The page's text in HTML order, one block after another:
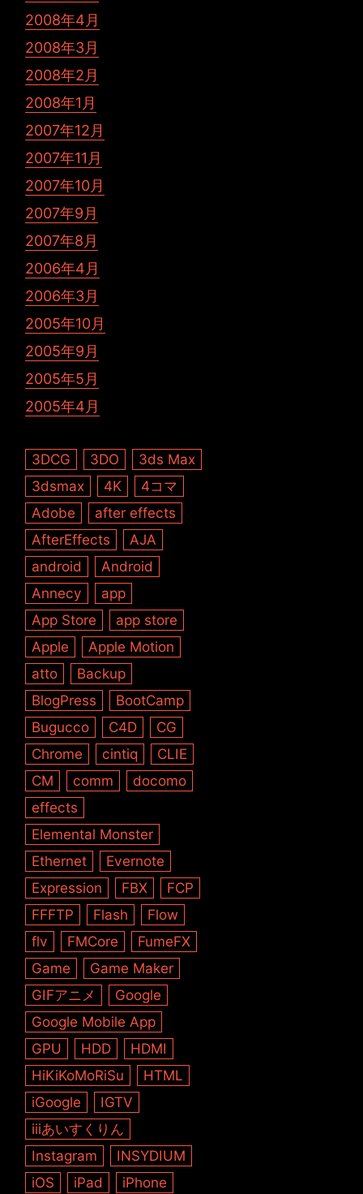
2008年4月
2008年3月
2008年2月
2008年1月
2007年12月
2007年11月
2007年10月
2007年9月
2007年8月
2006年4月
2006年3月
2005年10月
2005年9月
2005年5月
2005年4月
3DCG 3DO
3ds Max
3dsmax
4K
4コマ
Adobe
after effects
AfterEffects
AJA
android
Android
Annecy
app
App Store
app store
Apple
Apple Motion
atto
Backup
BlogPress
BootCamp
Bugucco
C4D
CG
Chrome
cintiq
CLIE
CM
comm
docomo
effects
Elemental Monster
Ethernet
Evernote
Expression
FBX
FCP
FFFTP
Flash
Flow
flv
FMCore
FumeFX
Game
Game Maker
GIFアニメ
Google
Google Mobile App
GPU
HDD
HDMI
HiKiKoMoRiSu
HTML
iGoogle
IGTV
iiiあいすくりん
Instagram
INSYDIUM
iOS
iPad
iPhone